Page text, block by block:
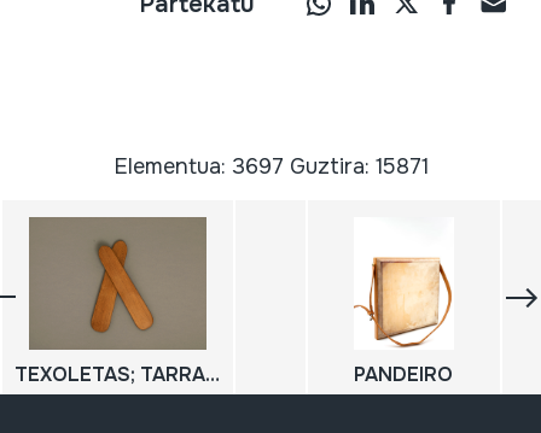
Elementua: 3697 Guztira: 15871
TEXOLETAS; TARRAÑOLAS PANDEIRO